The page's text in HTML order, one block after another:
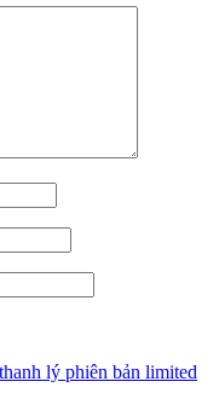
lý phiên bản limited